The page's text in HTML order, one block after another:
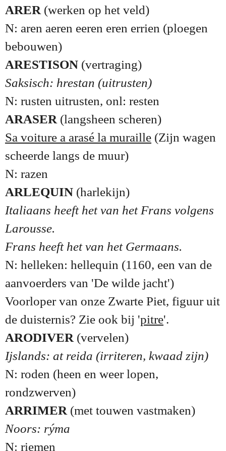
ARER (werken op het veld)
N: aren aeren eeren eren errien (ploegen
bebouwen)
ARESTISON (vertraging)
Saksisch: hrestan (uitrusten)
N: rusten uitrusten, onl: resten
ARASER (langsheen scheren)
Sa voiture a arasé la muraille (Zijn wagen
scheerde langs de muur)
N: razen
ARLEQUIN (harlekijn)
Italiaans heeft het van het Frans volgens
Larousse.
Frans heeft het van het Germaans.
N: helleken: hellequin (1160, een van de
aanvoerders van 'De wilde jacht')
Voorloper van onze Zwarte Piet, figuur uit
de duisternis? Zie ook bij 'pitre'.
ARODIVER (vervelen)
Ijslands: at reida (irriteren, kwaad zijn)
N: roden (heen en weer lopen,
rondzwerven)
ARRIMER (met touwen vastmaken)
Noors: rýma
N: riemen